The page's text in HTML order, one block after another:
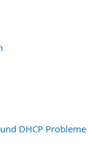
DHCP Probleme